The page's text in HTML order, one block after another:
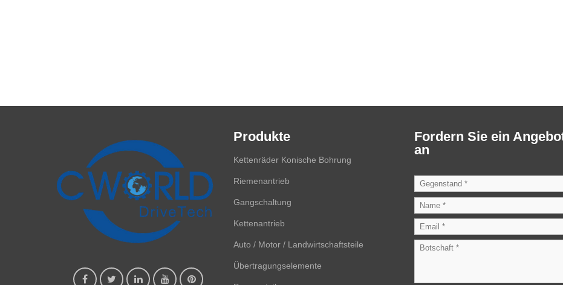
Produkte
Kettenräder Konische Bohrung
Riemenantrieb
Gangschaltung
Kettenantrieb
Auto / Motor / Landwirtschaftsteile
Übertragungselemente
Fordern Sie ein
an